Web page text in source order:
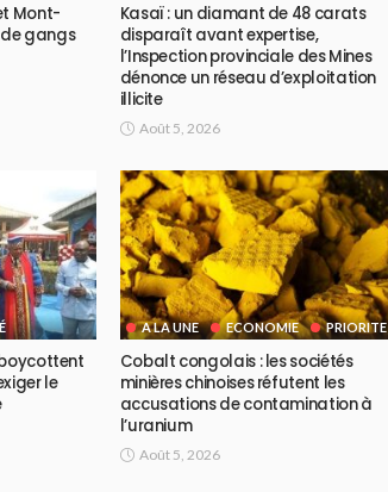
Mont-
gangs
Kasaï : un diamant de 48 carats
disparaît avant expertise,
l’Inspection provinciale des Mines
dénonce un réseau d’exploitation
illicite
Août 5, 2026
le
A LA UNE ECONOMIE PRIORITE
Cobalt congolais : les sociétés
minières chinoises réfutent les
accusations de contamination à
l’uranium
Août 5, 2026